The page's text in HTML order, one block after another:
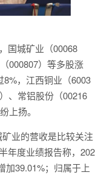
国城矿业（00068
000807）等多股涨
，江西铜业（6003
、常铝股份（00216
上扬。
业的营收是比较关注
年度业绩报告称，202
加39.01%；归属于上